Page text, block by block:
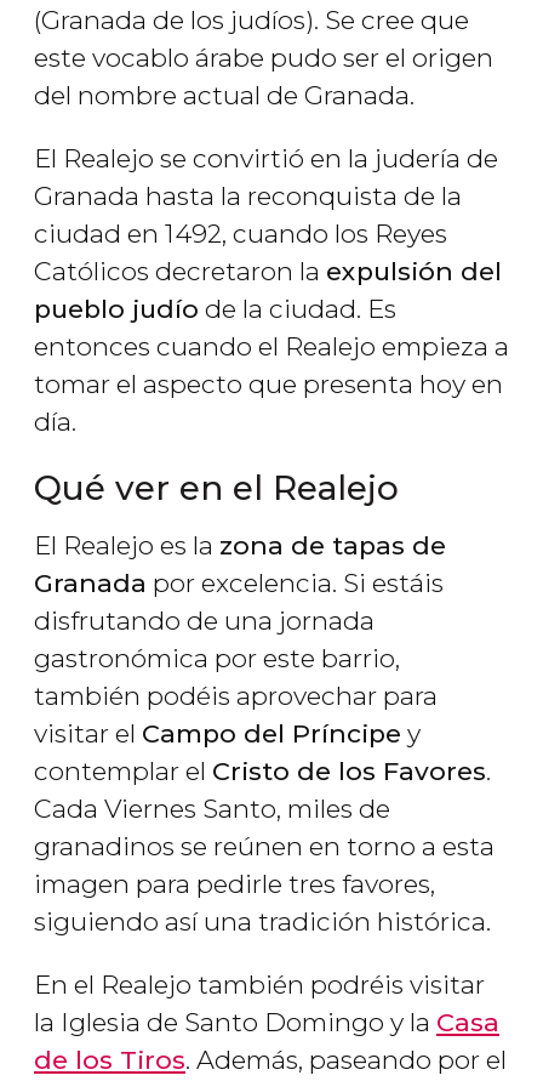
(Granada de los judíos). Se cree que
este vocablo árabe pudo ser el origen
del nombre actual de Granada.
El Realejo se convirtió en la judería de
Granada hasta la reconquista de la
ciudad en 1492, cuando los Reyes
Católicos decretaron la expulsión del
pueblo judío de la ciudad. Es
entonces cuando el Realejo empieza a
tomar el aspecto que presenta hoy en
día.
Qué ver en el Realejo
El Realejo es la zona de tapas de
Granada por excelencia. Si estáis
disfrutando de una jornada
gastronómica por este barrio,
también podéis aprovechar para
visitar el Campo del Príncipe y
contemplar el Cristo de los Favores.
Cada Viernes Santo, miles de
granadinos se reúnen en torno a esta
imagen para pedirle tres favores,
siguiendo así una tradición histórica.
En el Realejo también podréis visitar
la Iglesia de Santo Domingo y la Casa
de los Tiros. Además, paseando por el